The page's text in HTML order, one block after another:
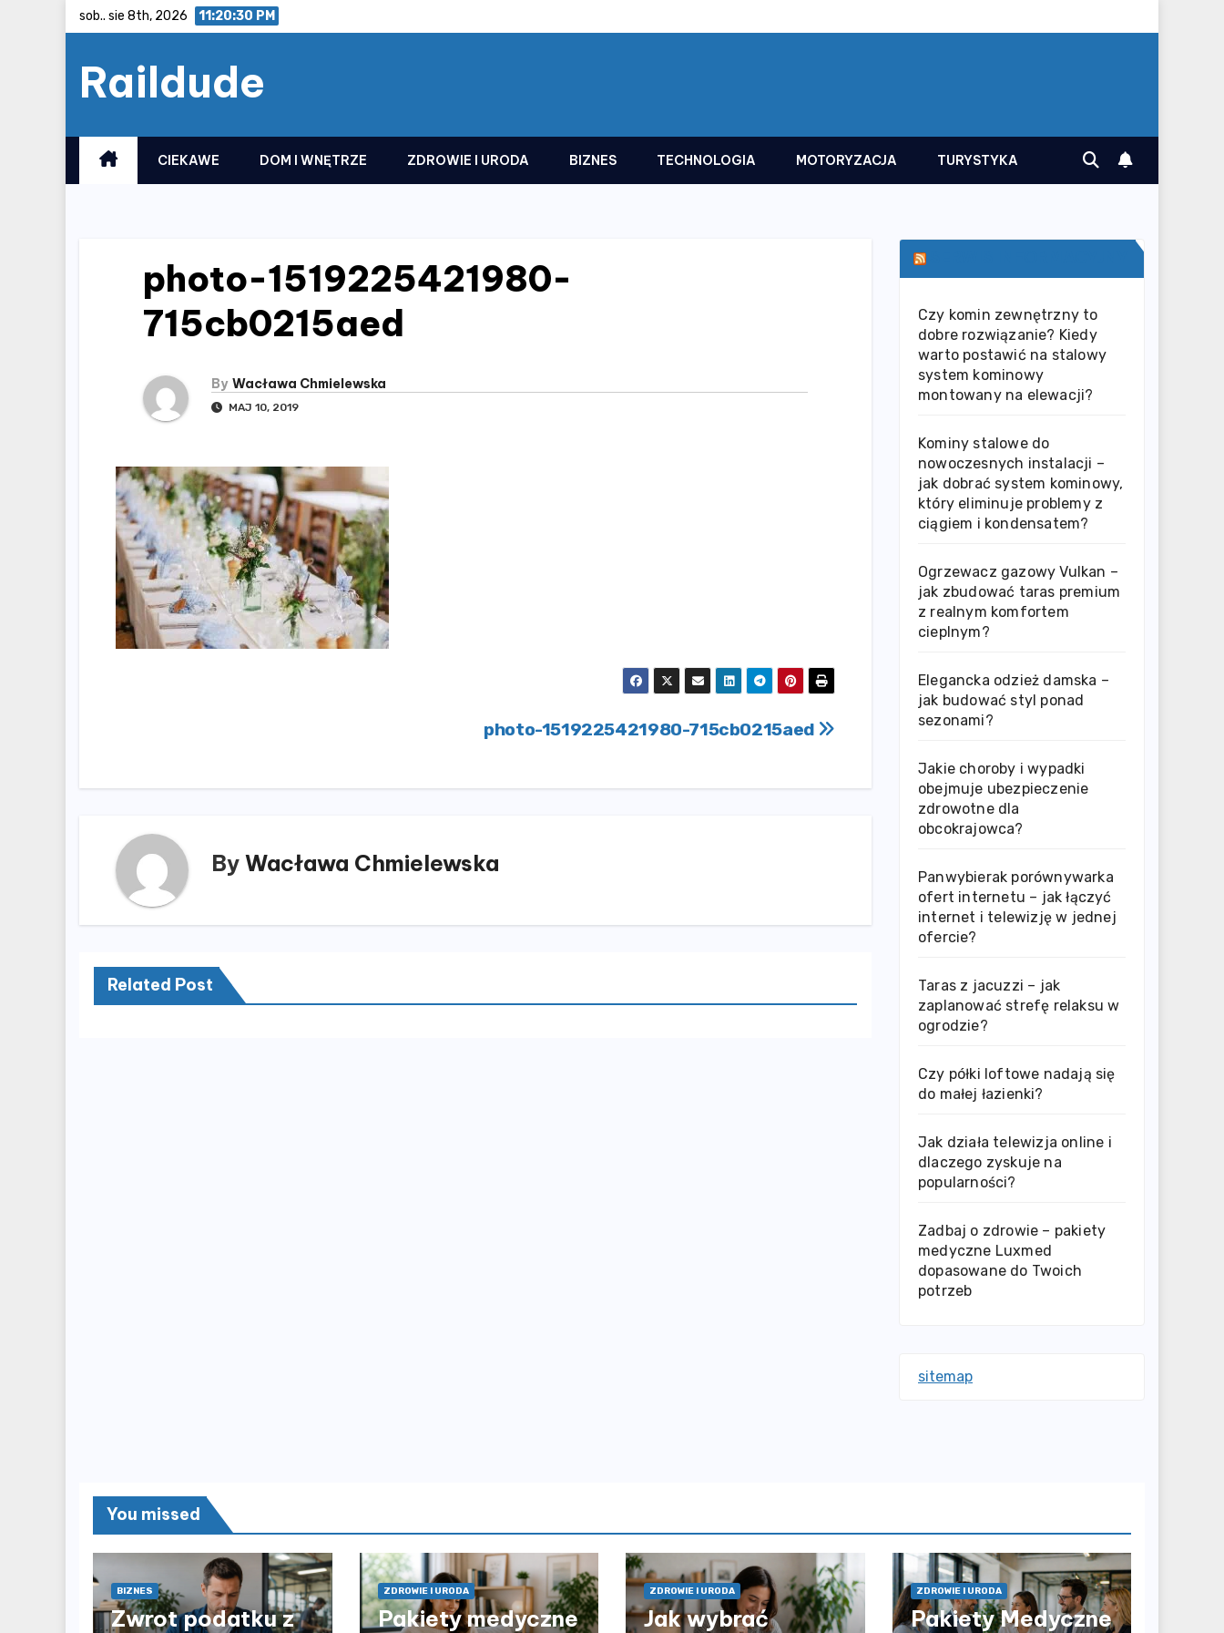
sob.. sie 8th, 2026 11:20:30 PM
Raildude
CIEKAWE DOM I WNĘTRZE ZDROWIE I URODA BIZNES TECHNOLOGIA MOTORYZACJA TURYSTYKA
photo-1519225421980-
715cb0215aed
By Wacława Chmielewska
MAJ 10, 2019
photo-1519225421980-715cb0215aed
By Wacława Chmielewska
Related Post
Czy komin zewnętrzny to
dobre rozwiązanie? Kiedy
warto postawić na stalowy
system kominowy
montowany na elewacji?
Kominy stalowe do
nowoczesnych instalacji –
jak dobrać system kominowy,
który eliminuje problemy z
ciągiem i kondensatem?
Ogrzewacz gazowy Vulkan –
jak zbudować taras premium
z realnym komfortem
cieplnym?
Elegancka odzież damska –
jak budować styl ponad
sezonami?
Jakie choroby i wypadki
obejmuje ubezpieczenie
zdrowotne dla
obcokrajowca?
Panwybierak porównywarka
ofert internetu – jak łączyć
internet i telewizję w jednej
ofercie?
Taras z jacuzzi – jak
zaplanować strefę relaksu w
ogrodzie?
Czy półki loftowe nadają się
do małej łazienki?
Jak działa telewizja online i
dlaczego zyskuje na
popularności?
Zadbaj o zdrowie – pakiety
medyczne Luxmed
dopasowane do Twoich
potrzeb
sitemap
You missed
BIZNES
Zwrot podatku z
ZDROWIE I URODA
Pakiety medyczne
ZDROWIE I URODA
Jak wybrać
ZDROWIE I URODA
Pakiety Medyczne